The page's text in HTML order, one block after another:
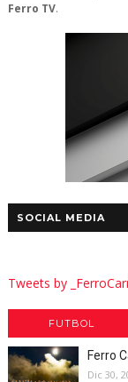
Ferro TV.
SOCIAL MEDIA
Tweets by
FUTBOL
Ferro
Dic 30,